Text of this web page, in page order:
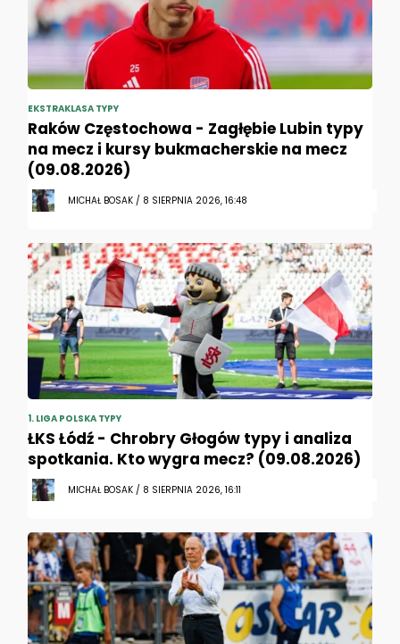
EKSTRAKLASA TYPY
Raków Częstochowa - Zagłębie Lubin typy
na mecz i kursy bukmacherskie na mecz
(09.08.2026)
MICHAŁ BOSAK / 8 SIERPNIA 2026, 16:48
1. LIGA POLSKA TYPY
ŁKS Łódź - Chrobry Głogów typy i analiza
spotkania. Kto wygra mecz? (09.08.2026)
MICHAŁ BOSAK / 8 SIERPNIA 2026, 16:11